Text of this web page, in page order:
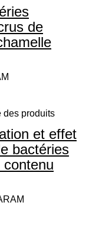
de
des produits
et effet
bactéries